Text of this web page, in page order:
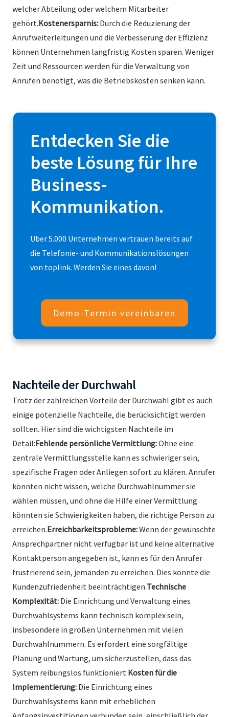
welcher Abteilung oder welchem Mitarbeiter
gehört.Kostenersparnis: Durch die Reduzierung der
Anrufweiterleitungen und die Verbesserung der Effizienz
können Unternehmen langfristig Kosten sparen. Weniger
Zeit und Ressourcen werden für die Verwaltung von
Anrufen benötigt, was die Betriebskosten senken kann.
Entdecken Sie die
beste Lösung für Ihre
Business-
Kommunikation.
Über 5.000 Unternehmen vertrauen bereits auf
die Telefonie- und Kommunikationslösungen
von toplink. Werden Sie eines davon!
Demo-Termin vereinbaren
Nachteile der Durchwahl
Trotz der zahlreichen Vorteile der Durchwahl gibt es auch
einige potenzielle Nachteile, die berücksichtigt werden
sollten. Hier sind die wichtigsten Nachteile im
Detail:Fehlende persönliche Vermittlung:Ohne eine
zentrale Vermittlungsstelle kann es schwieriger sein,
spezifische Fragen oder Anliegen sofort zu klären. Anrufer
könnten nicht wissen, welche Durchwahlnummer sie
wählen müssen, und ohne die Hilfe einer Vermittlung
könnten sie Schwierigkeiten haben, die richtige Person zu
erreichen.Erreichbarkeitsprobleme:Wenn der gewünschte
Ansprechpartner nicht verfügbar ist und keine alternative
Kontaktperson angegeben ist, kann es für den Anrufer
frustrierend sein, jemanden zu erreichen. Dies könnte die
Kundenzufriedenheit beeinträchtigen.Technische
Komplexität: Die Einrichtung und Verwaltung eines
Durchwahlsystems kann technisch komplex sein,
insbesondere in großen Unternehmen mit vielen
Durchwahlnummern. Es erfordert eine sorgfältige
Planung und Wartung, um sicherzustellen, dass das
System reibungslos funktioniert.Kosten für die
Implementierung: Die Einrichtung eines
Durchwahlsystems kann mit erheblichen